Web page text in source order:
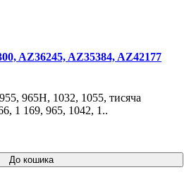
AZ36245, AZ35384, AZ42177
965H, 1032, 1055, тисяча
1 169, 965, 1042, 1..
До кошика